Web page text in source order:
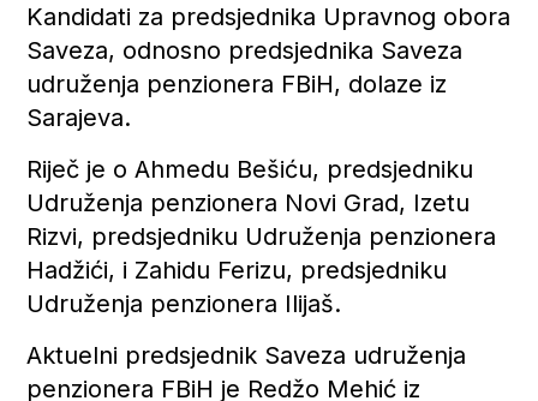
Kandidati za predsjednika Upravnog obora
Saveza, odnosno predsjednika Saveza
udruženja penzionera FBiH, dolaze iz
Sarajeva.
Riječ je o Ahmedu Bešiću, predsjedniku
Udruženja penzionera Novi Grad, Izetu
Rizvi, predsjedniku Udruženja penzionera
Hadžići, i Zahidu Ferizu, predsjedniku
Udruženja penzionera Ilijaš.
Aktuelni predsjednik Saveza udruženja
penzionera FBiH je Redžo Mehić iz